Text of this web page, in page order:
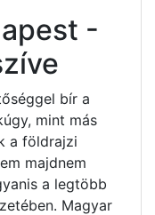
-
bír a
mint más
a földrajzi
majdnem
a legtöbb
Magyar